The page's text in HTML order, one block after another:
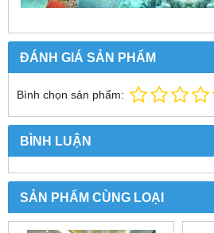
ĐÁNH GIÁ SẢN PHẨM
Bình chọn sản phẩm:
BÌNH LUẬN
SẢN PHẨM CÙNG LOẠI